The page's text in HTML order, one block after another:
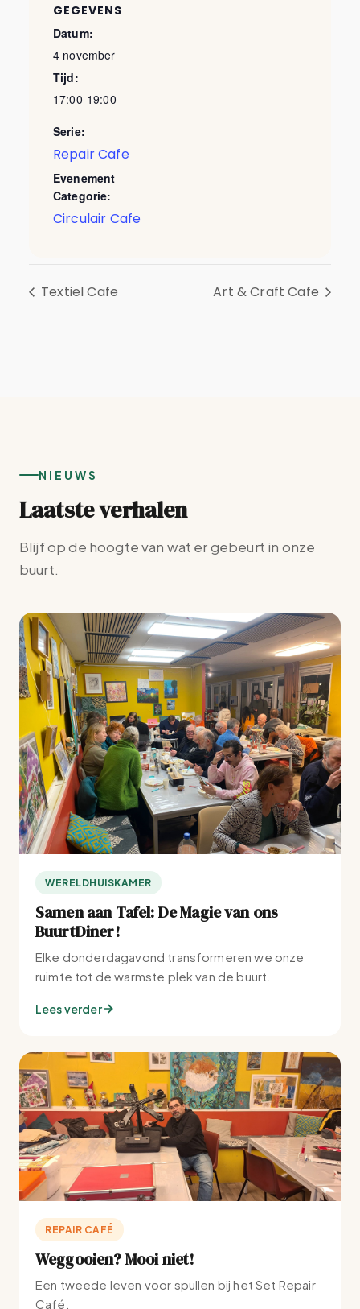
GEGEVENS
Datum:
4 november
Tijd:
17:00-19:00
Serie:
Repair Cafe
Evenement
Categorie:
Circulair Cafe
Textiel Cafe Art & Craft Cafe
NIEUWS
Laatste verhalen
Blijf op de hoogte van wat er gebeurt in onze
buurt.
WERELDHUISKAMER
Samen aan Tafel: De Magie van ons
BuurtDiner!
Elke donderdagavond transformeren we onze
ruimte tot de warmste plek van de buurt.
Lees verder
REPAIR CAFÉ
Weggooien? Mooi niet!
Een tweede leven voor spullen bij het Set Repair
Café.